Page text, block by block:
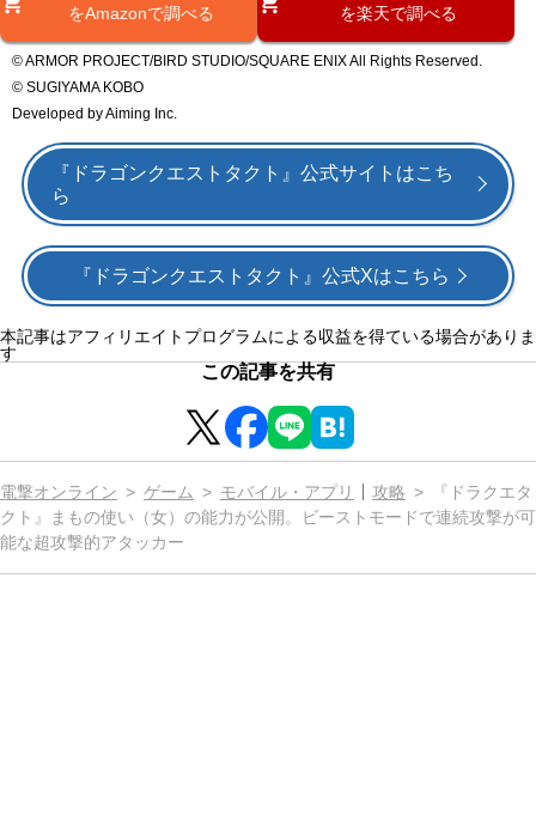
をAmazonで調べる
を楽天で調べる
© ARMOR PROJECT/BIRD STUDIO/SQUARE ENIX All Rights Reserved.
© SUGIYAMA KOBO
Developed by Aiming Inc.
『ドラゴンクエストタクト』公式サイトはこち
ら
『ドラゴンクエストタクト』公式Xはこちら
本記事はアフィリエイトプログラムによる収益を得ている場合がありま
す
この記事を共有
電撃オンライン ゲーム モバイル・アプリ 攻略
『ドラクエタ
クト』まもの使い（女）の能力が公開。ビーストモードで連続攻撃が可
能な超攻撃的アタッカー